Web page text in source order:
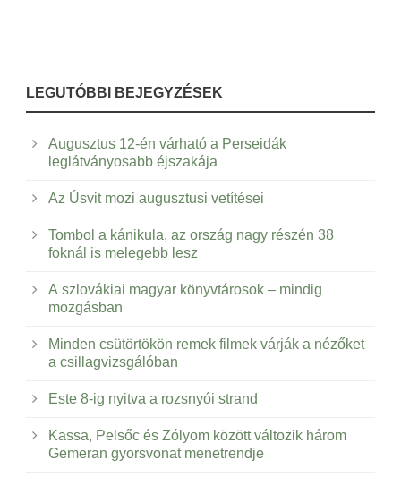
LEGUTÓBBI BEJEGYZÉSEK
Augusztus 12-én várható a Perseidák
leglátványosabb éjszakája
Az Úsvit mozi augusztusi vetítései
Tombol a kánikula, az ország nagy részén 38
foknál is melegebb lesz
A szlovákiai magyar könyvtárosok – mindig
mozgásban
Minden csütörtökön remek filmek várják a nézőket
a csillagvizsgálóban
Este 8-ig nyitva a rozsnyói strand
Kassa, Pelsőc és Zólyom között változik három
Gemeran gyorsvonat menetrendje